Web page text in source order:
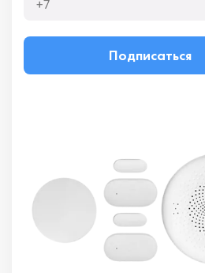
Подписаться